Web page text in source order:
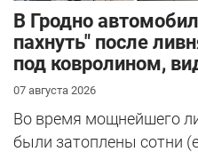
В Гродно
пахнуть" после
под ковролином,
07 августа 2026
Во время мощнейшего
были затоплены сотни